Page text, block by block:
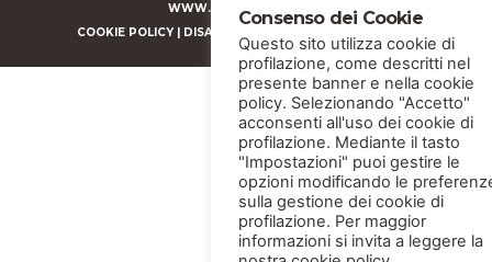
WWW.LINDASPANO.COM
COOKIE POLICY| DISABILITA COOKIE
Consenso dei Cookie
Questo sito utilizza cookie di
profilazione, come descritti nel
presente banner e nella cookie
policy. Selezionando "Accetto"
acconsenti all'uso dei cookie di
profilazione. Mediante il tasto
"Impostazioni" puoi gestire le
opzioni modificando le
sulla gestione dei cookie di
profilazione. Per maggior
informazioni si invita a leggere la